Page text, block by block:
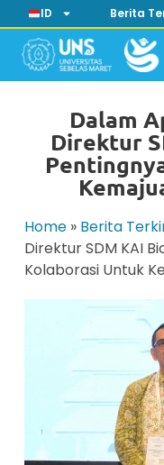
ID Berita
Dalam
Direktur
Home » Berita
Direktur SDM KAI
Kolaborasi Untuk